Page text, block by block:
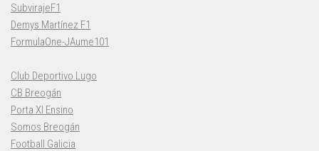
SubvirajeF1
Demys Martínez F1
FormulaOne-JAume101
Club Deportivo Lugo
CB Breogán
Porta XI Ensino
Somos Breogán
Football Galicia